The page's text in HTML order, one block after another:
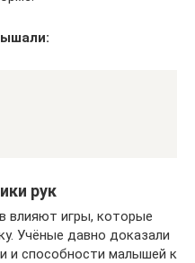
рук
влияют игры, которые
Учёные давно доказали
и способности малышей к